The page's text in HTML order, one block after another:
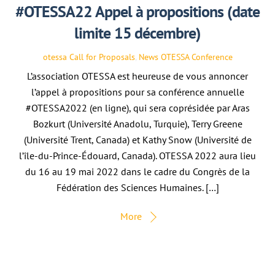
#OTESSA22 Appel à propositions (date
limite 15 décembre)
otessa Call for Proposals, News OTESSA Conference
L’association OTESSA est heureuse de vous annoncer
l’appel à propositions pour sa conférence annuelle
#OTESSA2022 (en ligne), qui sera coprésidée par Aras
Bozkurt (Université Anadolu, Turquie), Terry Greene
(Université Trent, Canada) et Kathy Snow (Université de
l’île-du-Prince-Édouard, Canada). OTESSA 2022 aura lieu
du 16 au 19 mai 2022 dans le cadre du Congrès de la
Fédération des Sciences Humaines. […]
More